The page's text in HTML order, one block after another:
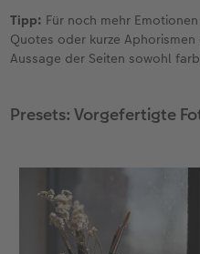
Tipp: Für noch mehr
Quotes oder kurze
Aussage der Seiten sowohl
Presets: Vorgefertigte